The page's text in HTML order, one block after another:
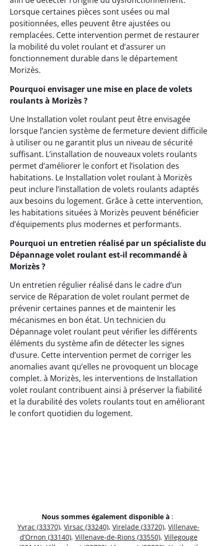
Lorsque certaines pièces sont usées ou mal
positionnées, elles peuvent être ajustées ou
remplacées. Cette intervention permet de restaurer
la mobilité du volet roulant et d’assurer un
fonctionnement durable dans le département
Morizès.
Pourquoi envisager une mise en place de volets
roulants à Morizès ?
Une Installation volet roulant peut être envisagée
lorsque l’ancien système de fermeture devient difficile
à utiliser ou ne garantit plus un niveau de sécurité
suffisant. L’installation de nouveaux volets roulants
permet d’améliorer le confort et l’isolation des
habitations. Le Installation volet roulant à Morizès
peut inclure l’installation de volets roulants adaptés
aux besoins du logement. Grâce à cette intervention,
les habitations situées à Morizès peuvent bénéficier
d’équipements plus modernes et performants.
Pourquoi un entretien réalisé par un spécialiste du
Dépannage volet roulant est-il recommandé à
Morizès ?
Un entretien régulier réalisé dans le cadre d’un
service de Réparation de volet roulant permet de
prévenir certaines pannes et de maintenir les
mécanismes en bon état. Un technicien du
Dépannage volet roulant peut vérifier les différents
éléments du système afin de détecter les signes
d’usure. Cette intervention permet de corriger les
anomalies avant qu’elles ne provoquent un blocage
complet. à Morizès, les interventions de Installation
volet roulant contribuent ainsi à préserver la fiabilité
et la durabilité des volets roulants tout en améliorant
le confort quotidien du logement.
Nous sommes également disponible à :
Yvrac (33370), Virsac (33240), Virelade (33720), Villenave-
d’Ornon (33140), Villenave-de-Rions (33550), Villegouge